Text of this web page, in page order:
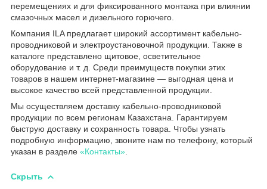
перемещениях и для фиксированного монтажа при влиянии
смазочных масел и дизельного горючего.
Компания ILA предлагает широкий ассортимент кабельно-
проводниковой и электроустановочной продукции. Также в
каталоге представлено щитовое, осветительное
оборудование и т. д. Среди преимуществ покупки этих
товаров в нашем интернет-магазине — выгодная цена и
высокое качество всей представленной продукции.
Мы осуществляем доставку кабельно-проводниковой
продукции по всем регионам Казахстана. Гарантируем
быструю доставку и сохранность товара. Чтобы узнать
подробную информацию, звоните нам по телефону, который
указан в разделе «Контакты»
Скрыть